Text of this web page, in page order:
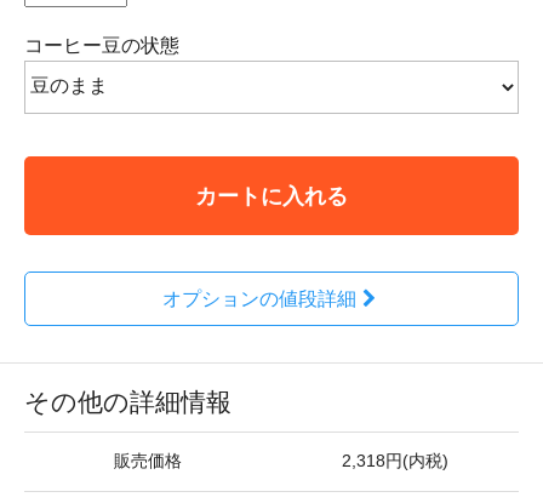
コーヒー豆の状態
カートに入れる
オプションの値段詳細
その他の詳細情報
販売価格 2,318円(内税)